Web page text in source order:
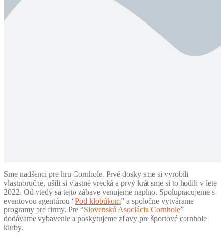
Sme nadšenci pre hru Cornhole. Prvé dosky sme si vyrobili
vlastnoručne, ušili si vlastné vrecká a prvý krát sme si to hodili v lete
2022. Od vtedy sa tejto zábave venujeme naplno. Spolupracujeme s
eventovou agentúrou “Pod klobúkom” a spoločne vytvárame
programy pre firmy. Pre “Slovenskú Asociáciu Cornhole”
dodávame vybavenie a poskytujeme zľavy pre športové cornhole
kluby.